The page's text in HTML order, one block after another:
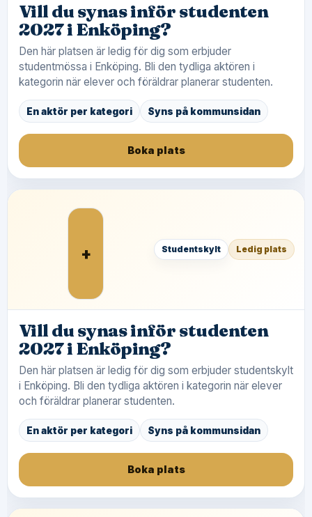
Vill du synas inför studenten
2027 i Enköping?
Den här platsen är ledig för dig som erbjuder
studentmössa i Enköping. Bli den tydliga aktören i
kategorin när elever och föräldrar planerar studenten.
En aktör per kategori Syns på kommunsidan
Boka plats
+ Studentskylt Ledig plats
Vill du synas inför studenten
2027 i Enköping?
Den här platsen är ledig för dig som erbjuder studentskylt
i Enköping. Bli den tydliga aktören i kategorin när elever
och föräldrar planerar studenten.
En aktör per kategori Syns på kommunsidan
Boka plats